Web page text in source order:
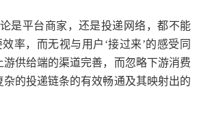
是平台商家，还是投递网络，都不能
效率，而无视与用户‘接过来’的感受同
供给端的渠道完善，而忽略下游消费
的投递链条的有效畅通及其映射出的